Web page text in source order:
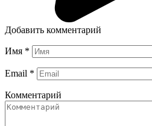
Добавить комментарий
Имя *
Email *
Комментарий